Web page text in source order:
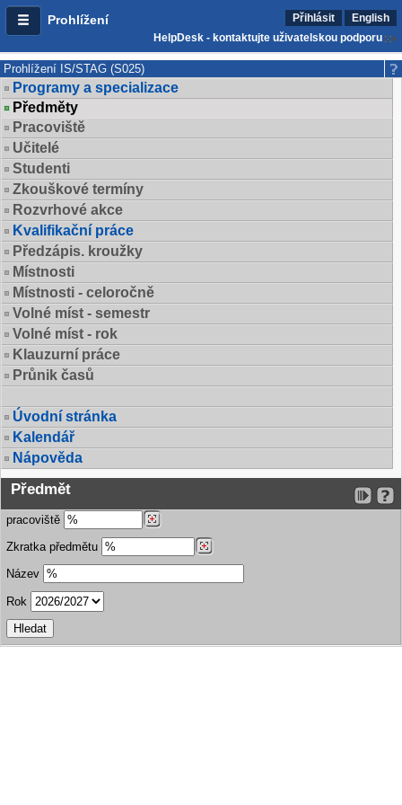
Prohlížení Přihlásit
English
HelpDesk - kontaktujte uživatelskou podporu
Prohlížení IS/STAG (S025)
Programy a specializace
Předměty
Pracoviště
Učitelé
Studenti
Zkouškové termíny
Rozvrhové akce
Kvalifikační práce
Předzápis. kroužky
Místnosti
Místnosti - celoročně
Volné míst - semestr
Volné míst - rok
Klauzurní práce
Průnik časů
Úvodní stránka
Kalendář
Nápověda
Předmět
pracoviště
Zkratka předmětu
Název
Rok